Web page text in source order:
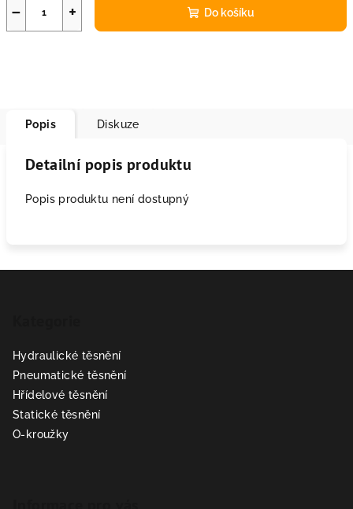
+
− Do košíku
Popis Diskuze
Detailní popis produktu
Popis produktu není dostupný
Hydraulické těsnění
Pneumatické těsnění
Hřídelové těsnění
Statické těsnění
O-kroužky